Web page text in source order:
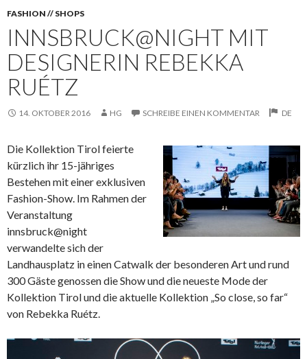
FASHION // SHOPS
INNSBRUCK@NIGHT MIT
DESIGNERIN REBEKKA
RUÉTZ
14. OKTOBER 2016 HG SCHREIBE EINEN KOMMENTAR DE
Die Kollektion Tirol feierte
kürzlich ihr 15-jähriges
Bestehen mit einer exklusiven
Fashion-Show. Im Rahmen der
Veranstaltung
innsbruck@night
verwandelte sich der
Landhausplatz in einen Catwalk der besonderen Art und rund
300 Gäste genossen die Show und die neueste Mode der
Kollektion Tirol und die aktuelle Kollektion „So close, so far“
von Rebekka Ruétz.